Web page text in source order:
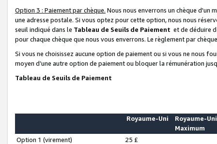
Option 3 : Paiement par chèque. Nous nous enverrons un chèque d'un
une adresse postale. Si vous optez pour cette option, nous nous
seuil indiqué dans le Tableau de Seuils de Paiement et de déduire
pour chaque chèque que nous vous enverrons. Le règlement par
Si vous ne choisissez aucune option de paiement ou si vous ne nous
moyen d’une autre option de paiement ou bloquer la rémunération
Tableau de Seuils de Paiement
Royaume-Uni
Royaume-Uni
Maximum
Option 1 (virement)
25 £